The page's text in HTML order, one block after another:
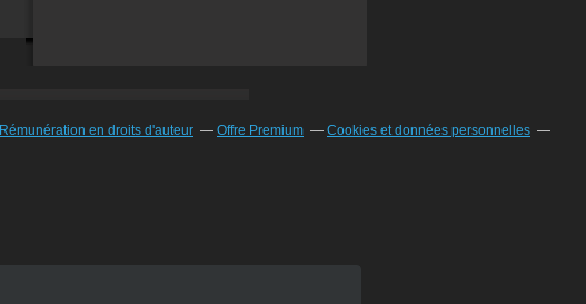
Rémunération en droits d'auteur Offre Premium
Cookies et données personnelles